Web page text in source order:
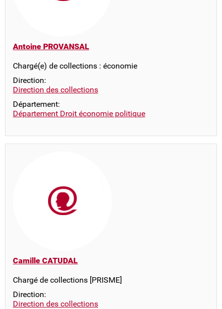
Antoine PROVANSAL
Chargé(e) de collections : économie
Direction:
Direction des collections
Département:
Département Droit économie politique
Camille CATUDAL
Chargé de collections [PRISME]
Direction:
Direction des collections